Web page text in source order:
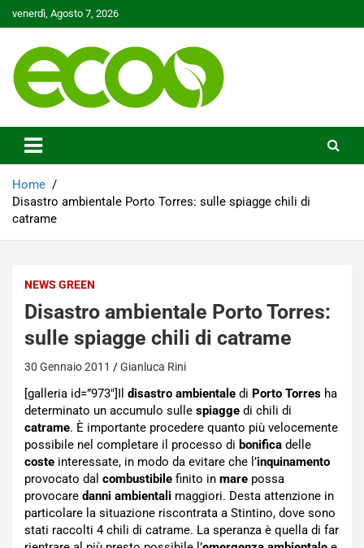
to
venerdì, Agosto 7, 2026
Ecoo.it
Home
Disastro ambientale Porto Torres: sulle spiagge chili di
catrame
NEWS GREEN
Disastro ambientale Porto Torres:
sulle spiagge chili di catrame
30 Gennaio 2011 Gianluca Rini
[galleria id=”973″]Il disastro ambientale di Porto Torres ha
determinato un accumulo sulle spiagge di chili di
catrame. È importante procedere quanto più velocemente
possibile nel completare il processo di bonifica delle
coste interessate, in modo da evitare che l’inquinamento
provocato dal combustibile finito in mare possa
provocare danni ambientali maggiori. Desta attenzione in
particolare la situazione riscontrata a Stintino, dove sono
stati raccolti 4 chili di catrame. La speranza è quella di far